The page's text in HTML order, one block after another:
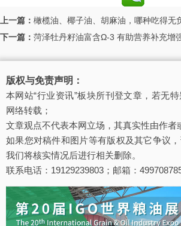
上一篇： 橄榄油、椰子油、胡麻油，哪种吃得无
下一篇： 菏泽牡丹籽油富含Ω-3 有助营养补充增
版权与免责声明：
本网站“行业资讯”板块所刊登文章，若无
网络转载；
文章观点不代表本网立场，其真实性由作者
如果您对稿件和图片等有版权及其它争议
我们将核实情况后进行相关删除。
联系电话：19129239803；邮箱：